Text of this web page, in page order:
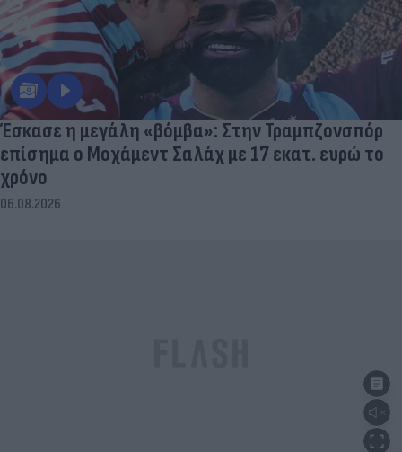
Έσκασε η μεγάλη «βόμβα»: Στην Τραμπζονσπόρ
επίσημα ο Μοχάμεντ Σαλάχ με 17 εκατ. ευρώ το
χρόνο
06.08.2026